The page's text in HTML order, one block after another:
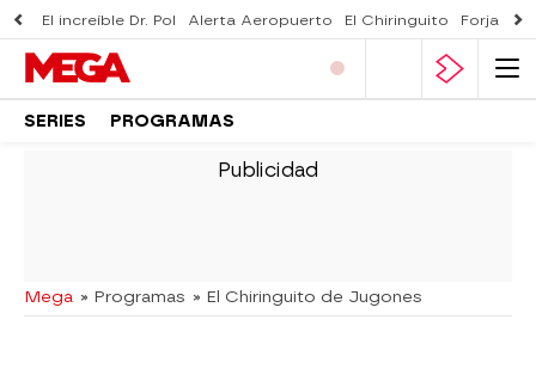
El increíble Dr. Pol Alerta Aeropuerto El Chiringuito Forjado
SERIES PROGRAMAS
Mega » Programas » El Chiringuito de Jugones